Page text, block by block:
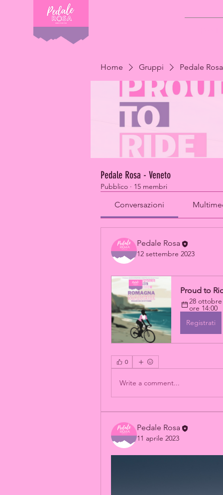
Home Gruppi Pedale
Pedale Rosa - Veneto
Pubblico · 15 membri
Conversazioni
Pedale Rosa
12 settembre 2023
Proud to
28 ottobre
ore 14:00
Registrati
0
Write a comment...
Pedale Rosa
11 aprile 2023